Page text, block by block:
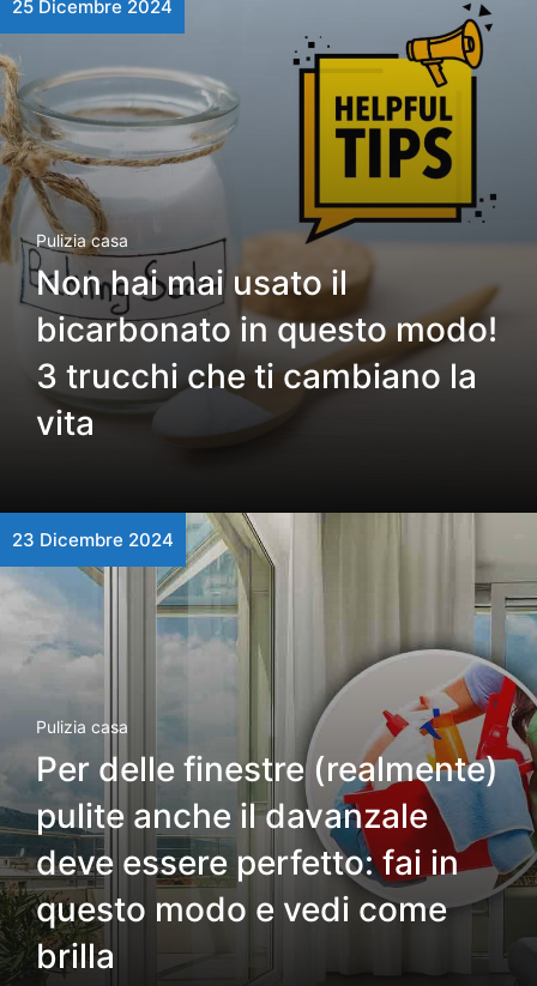
25 Dicembre 2024
Pulizia casa
Non hai mai usato il
bicarbonato in questo modo!
3 trucchi che ti cambiano la
vita
23 Dicembre 2024
Pulizia casa
Per delle finestre (realmente)
pulite anche il davanzale
deve essere perfetto: fai in
questo modo e vedi come
brilla